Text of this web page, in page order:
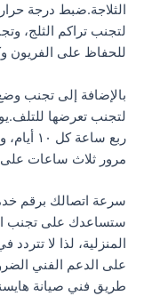
الثلاجة.ضبط درجة
لتجنب تراكم الثلج،
للحفاظ على الفريون
بالإضافة إلى تجنب
لتجنب تعرضها
ربع
مرور ثلاث ساعات على
سرعة اتصالك برقم
ستساعدك على تجنب
المنزلية، لذا لا
على الدعم الفني
طريق فني صيانة